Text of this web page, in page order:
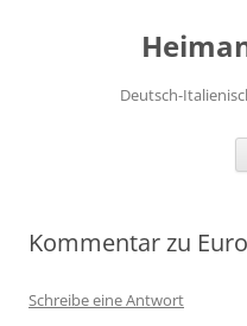
Deutsch-
Kommentar zu
Schreibe eine Antwort